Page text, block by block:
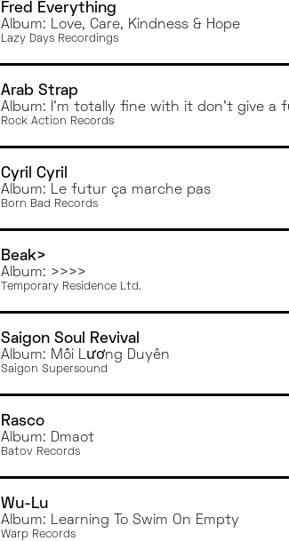
Fred Everything
Album: Love, Care, Kindness & Hope
Lazy Days Recordings
Arab Strap
Album: I'm totally fine with it don't give a
Rock Action Records
Cyril Cyril
Album: Le futur ça marche pas
Born Bad Records
Beak>
Album: >>>>
Temporary Residence Ltd.
Saigon Soul Revival
Album: Mối Lương Duyên
Saigon Supersound
Rasco
Album: Dmaot
Batov Records
Wu-Lu
Album: Learning To Swim On Empty
Warp Records